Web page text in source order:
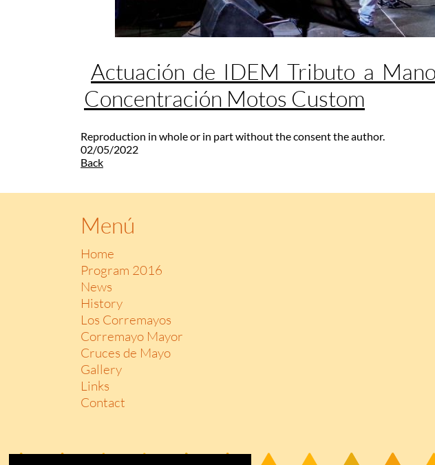
Actuación de IDEM Tributo a
Concentración Motos Custom
Reproduction in whole or in part without the consent the author.
02/05/2022
Back
Menú
Home
Program 2016
News
History
Los Corremayos
Corremayo Mayor
Cruces de Mayo
Gallery
Links
Contact